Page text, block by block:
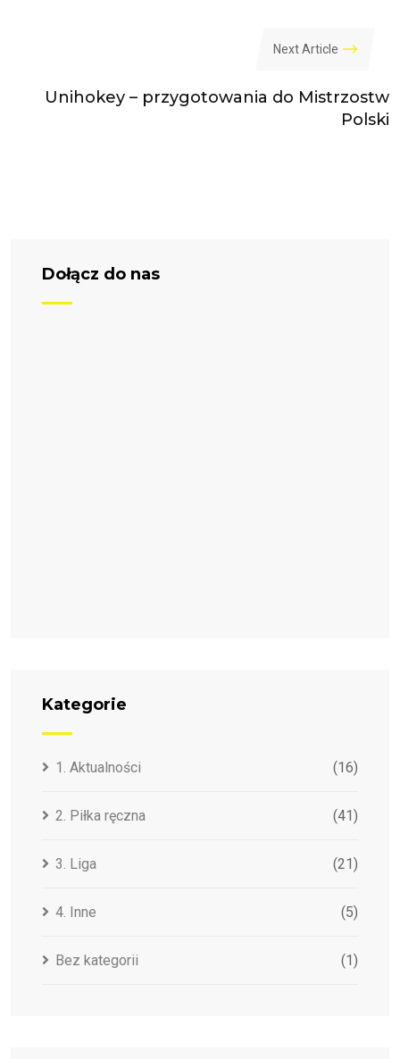
Next Article
Unihokey – przygotowania do Mistrzostw
Polski
Dołącz do nas
Kategorie
1. Aktualności (16)
2. Piłka ręczna (41)
3. Liga (21)
4. Inne (5)
Bez kategorii (1)